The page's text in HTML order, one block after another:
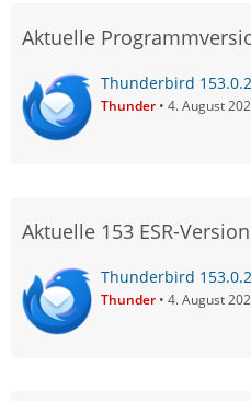
Aktuelle
Thunderbird
Thunder 4. August
Aktuelle 153 ESR-Version
Thunderbird
Thunder 4. August